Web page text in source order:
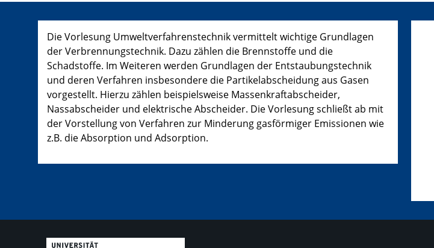
Die Vorlesung Umweltverfahrenstechnik vermittelt wichtige Grundlagen
der Verbrennungstechnik. Dazu zählen die Brennstoffe und die
Schadstoffe. Im Weiteren werden Grundlagen der Entstaubungstechnik
und deren Verfahren insbesondere die Partikelabscheidung aus Gasen
vorgestellt. Hierzu zählen beispielsweise Massenkraftabscheider,
Nassabscheider und elektrische Abscheider. Die Vorlesung schließt ab mit
der Vorstellung von Verfahren zur Minderung gasförmiger Emissionen wie
z.B. die Absorption und Adsorption.